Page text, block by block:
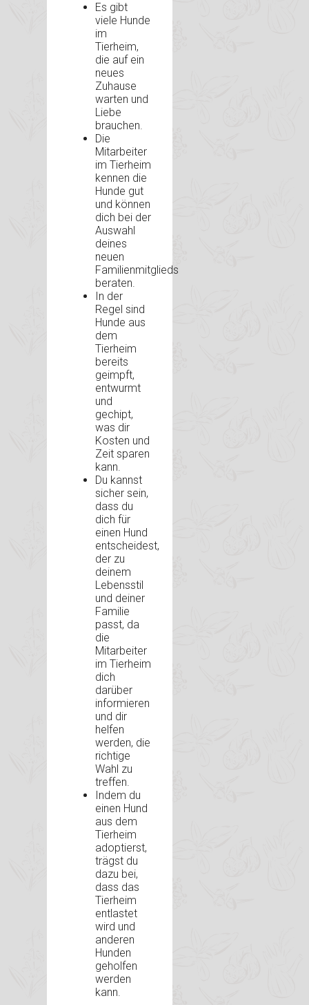
Es gibt
viele Hunde
im
Tierheim,
die auf ein
neues
Zuhause
warten und
Liebe
brauchen.
Die
Mitarbeiter
im Tierheim
kennen die
Hunde gut
und können
dich bei der
Auswahl
deines
neuen
Familienmitglieds
beraten.
In der
Regel sind
Hunde aus
dem
Tierheim
bereits
geimpft,
entwurmt
und
gechipt,
was dir
Kosten und
Zeit sparen
kann.
Du kannst
sicher sein,
dass du
dich für
einen Hund
entscheidest,
der zu
deinem
Lebensstil
und deiner
Familie
passt, da
die
Mitarbeiter
im Tierheim
dich
darüber
informieren
und dir
helfen
werden, die
richtige
Wahl zu
treffen.
Indem du
einen Hund
aus dem
Tierheim
adoptierst,
trägst du
dazu bei,
dass das
Tierheim
entlastet
wird und
anderen
Hunden
geholfen
werden
kann.